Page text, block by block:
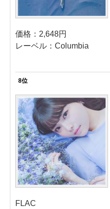
価格：2,648円
レーベル：Columbia
8位
FLAC